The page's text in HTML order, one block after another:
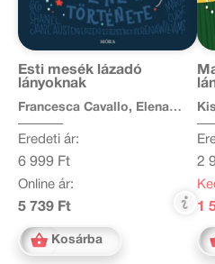
Esti mesék lázadó
lányoknak
Francesca Cavallo, Elena
Eredeti ár:
6 999 Ft
Online ár:
5 739 Ft
Kosárba
2
1